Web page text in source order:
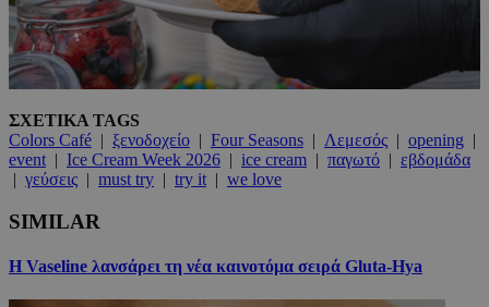
ΣΧΕΤΙΚΑ TAGS
Colors Café | ξενοδοχείο | Four Seasons | Λεμεσός | opening |
event | Ice Cream Week 2026 | ice cream | παγωτό | εβδομάδα
| γεύσεις | must try | try it | we love
SIMILAR
Η Vaseline λανσάρει τη νέα καινοτόμα σειρά Gluta-Hya